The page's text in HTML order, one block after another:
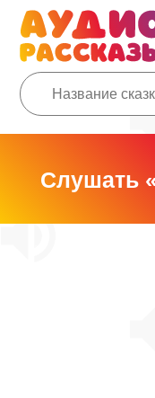
Слушать